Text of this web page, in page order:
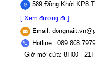
589 Đồng Khởi KP8
[ Xem đường đi ]
Email:
Hotline : 089 808 7979
- Giờ mở cửa: 8H00 -